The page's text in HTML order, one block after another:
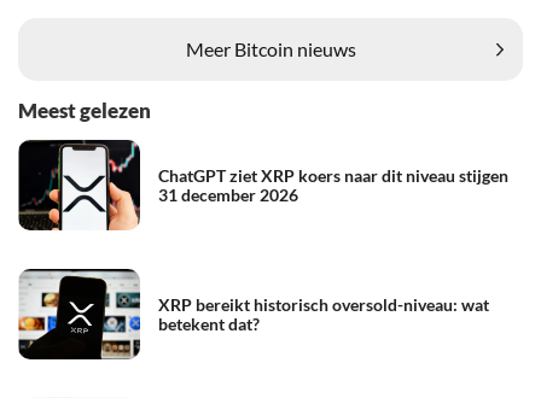
Meer Bitcoin nieuws
Meest gelezen
ChatGPT ziet XRP koers naar dit niveau stijgen
31 december 2026
XRP bereikt historisch oversold-niveau: wat
betekent dat?